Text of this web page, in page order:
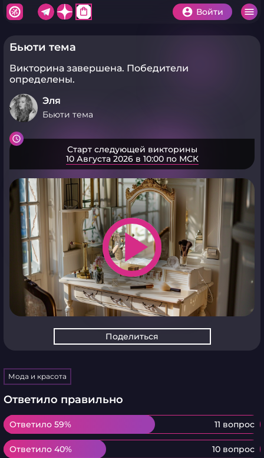
shopping_bag Войти
Бьюти тема
Викторина завершена. Победители
определены.
Эля
Бьюти тема
Старт следующей викторины
10 Августа 2026 в 10:00 по МСК
play_arrow
Поделиться
Мода и красота
Ответило правильно
Ответило 59% 11 вопрос
Ответило 59%
Ответило 40% 10 вопрос
Ответило 40%